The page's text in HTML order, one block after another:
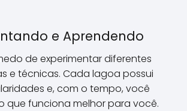
e Aprendendo
de experimentar diferentes
e técnicas. Cada lagoa possui
e, com o tempo, você
que funciona melhor para você.